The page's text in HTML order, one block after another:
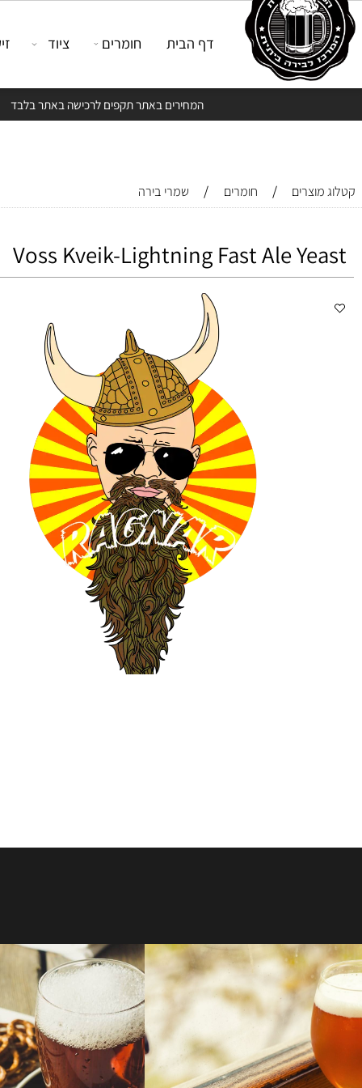
המחירים באתר תקפים לרכישה באתר בלבד
דף הבית חומרים ציוד זיקוק
/ חומרים / שמרי בירה
Voss Kveik-Lightning Fast Ale